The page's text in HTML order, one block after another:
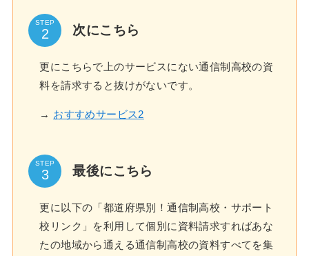
STEP
次にこちら
更にこちらで上のサービスにない通信制高校の資
料を請求すると抜けがないです。
→ おすすめサービス2
STEP
最後にこちら
更に以下の「都道府県別！通信制高校・サポート
校リンク」を利用して個別に資料請求すればあな
たの地域から通える通信制高校の資料すべてを集